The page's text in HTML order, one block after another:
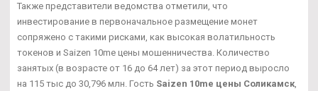
Также представители ведомства отметили, что
инвестирование в первоначальное размещение монет
сопряжено с такими рисками, как высокая волатильность
токенов и Saizen 10me цены мошенничества. Количество
занятых (в возрасте от 16 до 64 лет) за этот период выросло
на 115 тыс до 30,796 млн. Гость Saizen 10me цены Соликамск,